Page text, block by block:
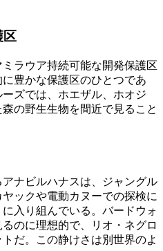
区
ラウア持続可能な開発保護区
豊かな保護区のひとつであ
ズでは、ホエザル、ホオジ
の野生生物を間近で見ること
ナビルハナスは、ジャングル
ックや電動カヌーでの探検に
入り組んでいる。バードウォ
のに理想的で、リオ・ネグロ
だ。この静けさは別世界のよ